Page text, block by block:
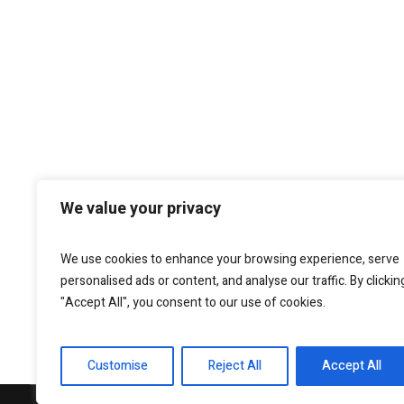
We value your privacy
We use cookies to enhance your browsing experience, serve
personalised ads or content, and analyse our traffic. By
"Accept All", you consent to our use of cookies.
Customise Reject All Accept All